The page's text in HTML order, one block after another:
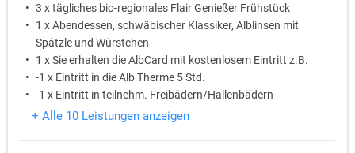
3 x tägliches bio-regionales Flair Genießer Frühstück
1 x Abendessen, schwäbischer Klassiker, Alblinsen mit
Spätzle und Würstchen
1 x Sie erhalten die AlbCard mit kostenlosem Eintritt z.B.
-1 x Eintritt in die Alb Therme 5 Std.
-1 x Eintritt in teilnehm. Freibädern/Hallenbädern
+ Alle 10 Leistungen anzeigen